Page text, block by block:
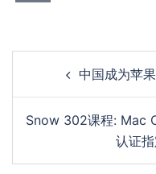
navigation中国成为苹
Snow 302课程: Mac
认证指